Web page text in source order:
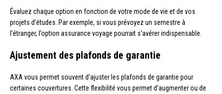
Évaluez chaque option en fonction de votre mode de vie et de vos
projets d’études. Par exemple, si vous prévoyez un semestre à
l’étranger, l’option assurance voyage pourrait s’avérer indispensable.
Ajustement des plafonds de garantie
AXA vous permet souvent d’ajuster les plafonds de garantie pour
certaines couvertures. Cette flexibilité vous permet d’augmenter ou de